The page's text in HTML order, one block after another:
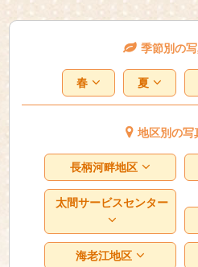
季節別の
春 夏
地区別の写
長柄河畔地区
太間サービスセンター
海老江地区